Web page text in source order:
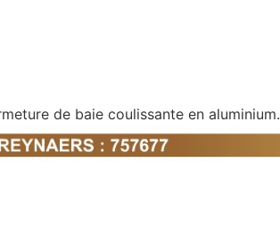
de baie coulissante en aluminium.